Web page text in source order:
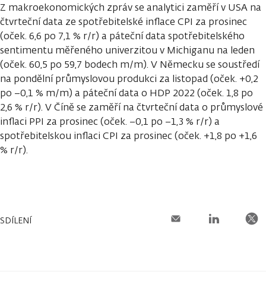
Z makroekonomických zpráv se analytici zaměří v USA na
čtvrteční data ze spotřebitelské inflace CPI za prosinec
(oček. 6,6 po 7,1 % r/r) a páteční data spotřebitelského
sentimentu měřeného univerzitou v Michiganu na leden
(oček. 60,5 po 59,7 bodech m/m). V Německu se soustředí
na pondělní průmyslovou produkci za listopad (oček. +0,2
po −0,1 % m/m) a páteční data o HDP 2022 (oček. 1,8 po
2,6 % r/r). V Číně se zaměří na čtvrteční data o průmyslové
inflaci PPI za prosinec (oček. −0,1 po −1,3 % r/r) a
spotřebitelskou inflaci CPI za prosinec (oček. +1,8 po +1,6
% r/r).
SDÍLENÍ